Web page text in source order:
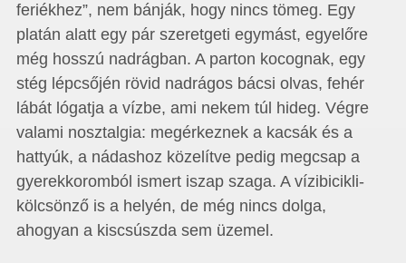
feriékhez”, nem bánják, hogy nincs tömeg. Egy
platán alatt egy pár szeretgeti egymást, egyelőre
még hosszú nadrágban. A parton kocognak, egy
stég lépcsőjén rövid nadrágos bácsi olvas, fehér
lábát lógatja a vízbe, ami nekem túl hideg. Végre
valami nosztalgia: megérkeznek a kacsák és a
hattyúk, a nádashoz közelítve pedig megcsap a
gyerekkoromból ismert iszap szaga. A vízibicikli-
kölcsönző is a helyén, de még nincs dolga,
ahogyan a kiscsúszda sem üzemel.